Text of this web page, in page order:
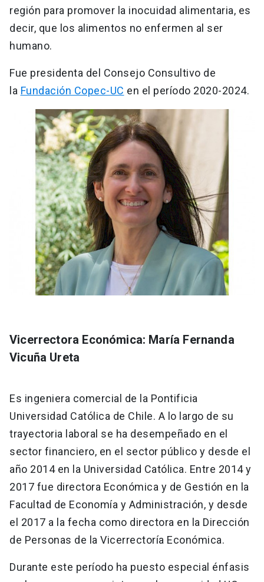
región para promover la inocuidad alimentaria, es
decir, que los alimentos no enfermen al ser
humano.
Fue presidenta del Consejo Consultivo de
la Fundación Copec-UC en el período 2020-2024.
Vicerrectora Económica: María Fernanda
Vicuña Ureta
Es ingeniera comercial de la Pontificia
Universidad Católica de Chile. A lo largo de su
trayectoria laboral se ha desempeñado en el
sector financiero, en el sector público y desde el
año 2014 en la Universidad Católica. Entre 2014 y
2017 fue directora Económica y de Gestión en la
Facultad de Economía y Administración, y desde
el 2017 a la fecha como directora en la Dirección
de Personas de la Vicerrectoría Económica.
Durante este período ha puesto especial énfasis